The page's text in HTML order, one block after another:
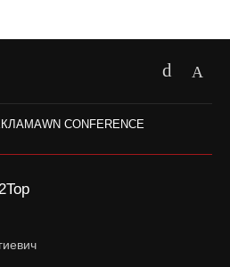
WN CONFERENCE